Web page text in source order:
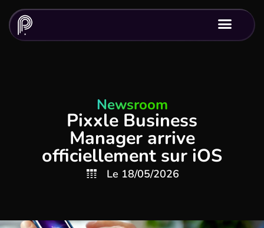
Newsroom
Pixxle Business
Manager arrive
officiellement sur iOS
Le 18/05/2026